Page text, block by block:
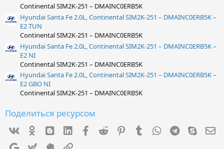
Continental SIM2K-251 – DMAINC0ERB5K
Hyundai Santa Fe 2.0L, Continental SIM2K-251 – DMAINC0ERB5K –
E2 TUN
Continental SIM2K-251 – DMAINC0ERB5K
Hyundai Santa Fe 2.0L, Continental SIM2K-251 – DMAINC0ERB5K –
E2 NI
Continental SIM2K-251 – DMAINC0ERB5K
Hyundai Santa Fe 2.0L, Continental SIM2K-251 – DMAINC0ERB5K –
E2 GBO NI
Continental SIM2K-251 – DMAINC0ERB5K
Поделиться ресурсом
Ok mes_blogger
Linked InFacebook
Reddit PinterestTumblr WhatsAppTelegram
Skype
Google Yahoo Evernote